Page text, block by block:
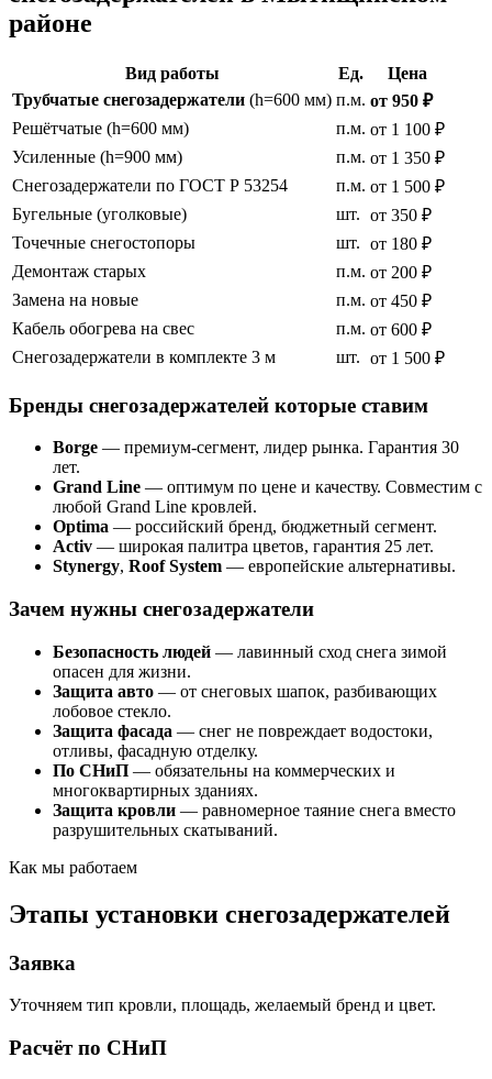
районе
Вид работы Ед.
Цена
Трубчатые снегозадержатели (h=600 мм) п.м. от 950 ₽
Решётчатые (h=600 мм)
п.м. от 1 100 ₽
Усиленные (h=900 мм)
п.м. от 1 350 ₽
Снегозадержатели по ГОСТ Р 53254
п.м. от 1 500 ₽
Бугельные (уголковые)
шт. от 350 ₽
Точечные снегостопоры
шт. от 180 ₽
Демонтаж старых
п.м. от 200 ₽
Замена на новые
п.м. от 450 ₽
Кабель обогрева на свес
п.м. от 600 ₽
Снегозадержатели в комплекте 3 м
шт. от 1 500 ₽
Бренды снегозадержателей которые ставим
Borge — премиум-сегмент, лидер рынка. Гарантия 30
лет.
Grand Line — оптимум по цене и качеству. Совместим с
любой Grand Line кровлей.
Optima — российский бренд, бюджетный сегмент.
Activ — широкая палитра цветов, гарантия 25 лет.
Stynergy, Roof System — европейские альтернативы.
Зачем нужны снегозадержатели
Безопасность людей — лавинный сход снега зимой
опасен для жизни.
Защита авто — от снеговых шапок, разбивающих
лобовое стекло.
Защита фасада — снег не повреждает водостоки,
отливы, фасадную отделку.
По СНиП — обязательны на коммерческих и
многоквартирных зданиях.
Защита кровли — равномерное таяние снега вместо
разрушительных скатываний.
Как мы работаем
Этапы установки снегозадержателей
Заявка
Уточняем тип кровли, площадь, желаемый бренд и цвет.
Расчёт по СНиП